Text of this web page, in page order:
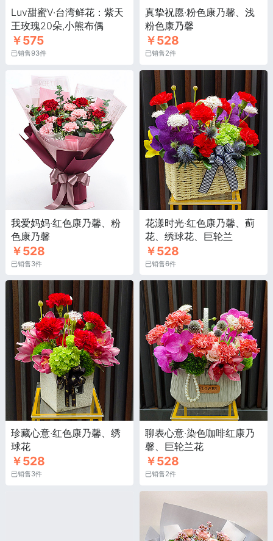
Luv甜蜜V·台湾鲜花：紫天
王玫瑰20朵,小熊布偶
￥575
已销售93件
真挚祝愿·粉色康乃馨、浅
粉色康乃馨
￥528
已销售2件
我爱妈妈·红色康乃馨、粉
色康乃馨
￥528
已销售3件
花漾时光·红色康乃馨、蓟
花、绣球花、巨轮兰
￥528
已销售6件
珍藏心意·红色康乃馨、绣
球花
￥528
已销售3件
聊表心意·染色咖啡红康乃
馨、巨轮兰花
￥528
已销售2件